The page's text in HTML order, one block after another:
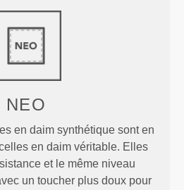
NEO
en daim synthétique sont en
en daim véritable. Elles
et le même niveau
un toucher plus doux pour